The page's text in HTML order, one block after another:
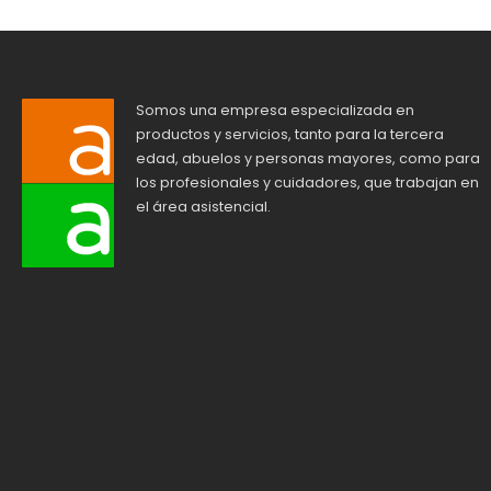
Somos una empresa especializada en
productos y servicios, tanto para la tercera
edad, abuelos y personas mayores, como para
los profesionales y cuidadores, que trabajan en
el área asistencial.